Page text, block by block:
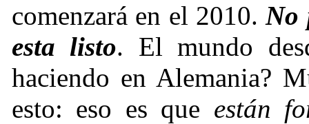
comenzará en el 2010.No
esta listo. El mundo
haciendo en Alemania?
esto: eso es que están